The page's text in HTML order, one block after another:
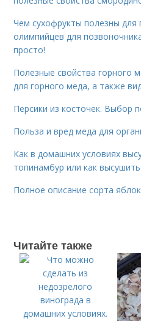
Чем сухофрукты полезны для
олимпийцев для
просто!
Полезные свойства горного
для горного меда, а также
Персики из косточек. Выбор
Польза и вред меда для
Как в домашних условиях
топинамбур или как
Полное описание сорта
Читайте также